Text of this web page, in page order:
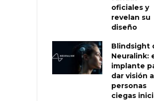
oficiales y
revelan su
diseño
Blindsight
Neuralink:
implante
dar visión a
personas
ciegas